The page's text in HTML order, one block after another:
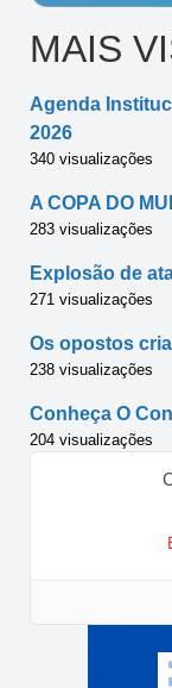
MAIS
Agenda
2026
340 visualizações
A COPA DO
283 visualizações
Explosão de
271 visualizações
Os opostos
238 visualizações
Conheça O
204 visualizações